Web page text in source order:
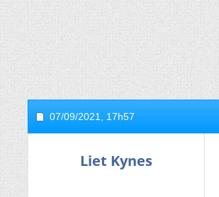
07/09/2021, 17h57
Liet Kynes